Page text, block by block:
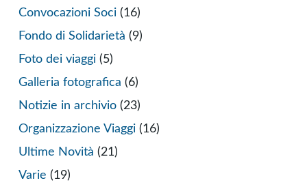
Convocazioni Soci (16)
Fondo di Solidarietà (9)
Foto dei viaggi (5)
Galleria fotografica (6)
Notizie in archivio (23)
Organizzazione Viaggi (16)
Ultime Novità (21)
Varie (19)